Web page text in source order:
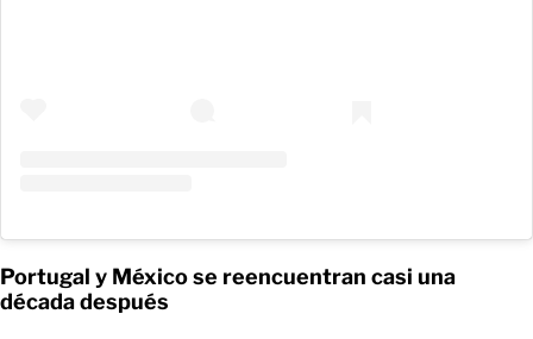
Portugal y México se reencuentran casi una
década después